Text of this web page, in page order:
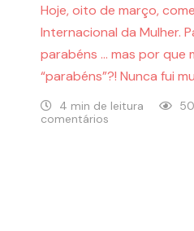
Hoje, oito de março,
Internacional da Mulher.
parabéns … mas por que
“parabéns”?! Nunca fui
4 min de leitura
comentários